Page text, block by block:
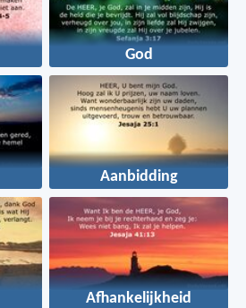
God
Aanbidding
Afhankelijkheid